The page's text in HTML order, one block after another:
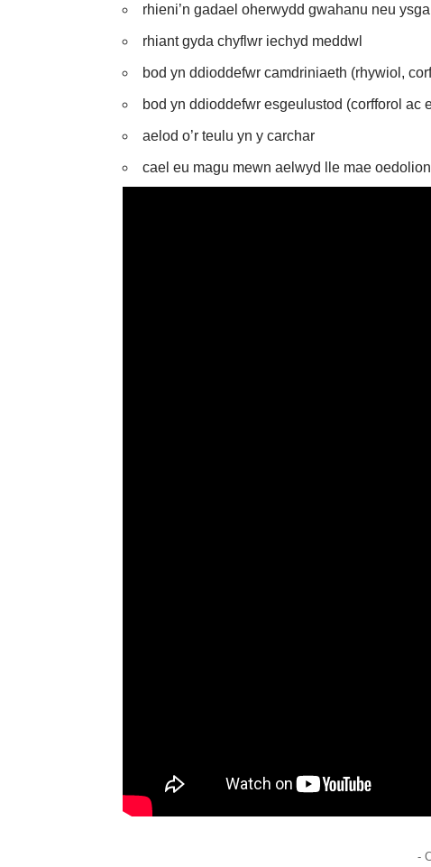
rhieni’n gadael oherwydd gwahanu neu
rhiant gyda chyflwr iechyd meddwl
bod yn ddioddefwr camdriniaeth (rhywiol,
bod yn ddioddefwr esgeulustod (corfforol ac
aelod o’r teulu yn y carchar
cael eu magu mewn aelwyd lle mae
-